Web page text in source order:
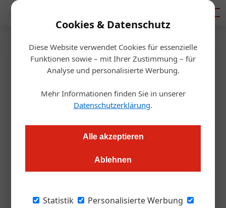
Cookies & Datenschutz
Diese Website verwendet Cookies für essenzielle
Funktionen sowie – mit Ihrer Zustimmung – für
Analyse und personalisierte Werbung.
Mehr Informationen finden Sie in unserer
Datenschutzerklärung.
Alle akzeptieren
Ablehnen
Statistik
Personalisierte Werbung
Startseite/Gastro & Hotel
Coronakrise: Jetzt
Energiekosten senken
Betroffene Betriebe aus Gastronomie, Hotellerie und
Tourismus können fällige Energiezahlungen aussetzen. Die
keine Strom- und Gasabschaltungen bei Zahlungsrückstand.